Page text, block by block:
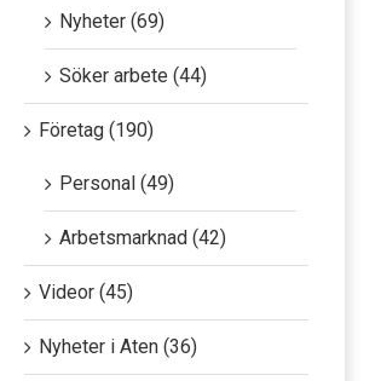
Nyheter (69)
Söker arbete (44)
Företag (190)
Personal (49)
Arbetsmarknad (42)
Videor (45)
Nyheter i Aten (36)